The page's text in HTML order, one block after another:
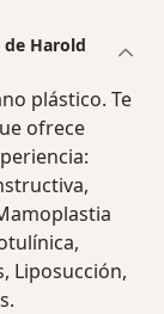
de Harold
plástico. Te
ofrece
Liposucción,